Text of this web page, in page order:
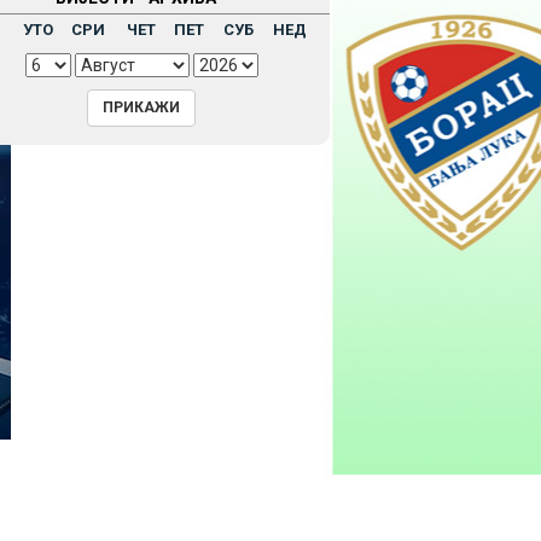
УТО СРИ ЧЕТ ПЕТ СУБ НЕД